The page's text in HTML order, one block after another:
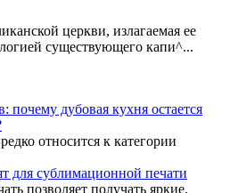
церкви, излагаемая ее
существующего капи^...
почему дубовая кухня остается
относится к категории
для сублимационной печати
позволяет получать яркие,